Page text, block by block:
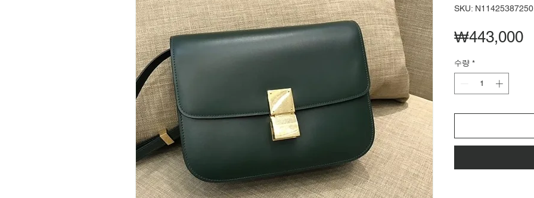
SKU: N11425387250
₩443,000가
수량 *